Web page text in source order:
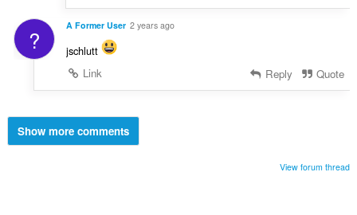
? A Former User 2 years ago
jschlutt
Link
Reply Quote
Show more comments
View forum thread